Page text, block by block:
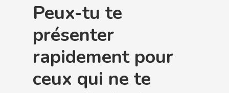
Peux-tu te
présenter
rapidement pour
ceux qui ne te